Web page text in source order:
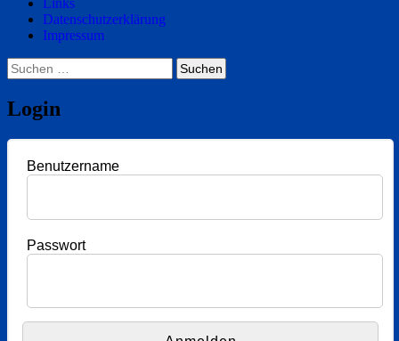
Links
Datenschutzerklärung
Impressum
Suchen
nach:
Login
Benutzername
Passwort